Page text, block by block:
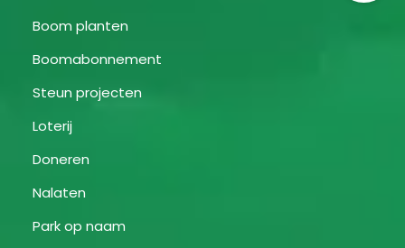
Boom planten
Boomabonnement
Steun projecten
Loterij
Doneren
Nalaten
Park op naam